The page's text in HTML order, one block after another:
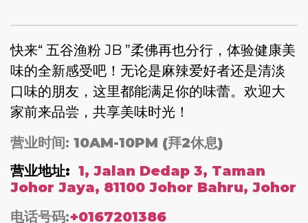
快来“ 五谷渔粉 JB ”柔佛再也分行，体验健康美
味的全新感受吧！无论是麻辣爱好者还是清淡
口味的朋友，这里都能满足你的味蕾。欢迎大
家前来品尝，共享美味时光！
营业时间: 10AM-10PM (拜2休息)
营业地址: 1, Jalan Dedap 3, Taman
Johor Jaya, 81100 Johor Bahru, Johor
电话号码:+0167201386